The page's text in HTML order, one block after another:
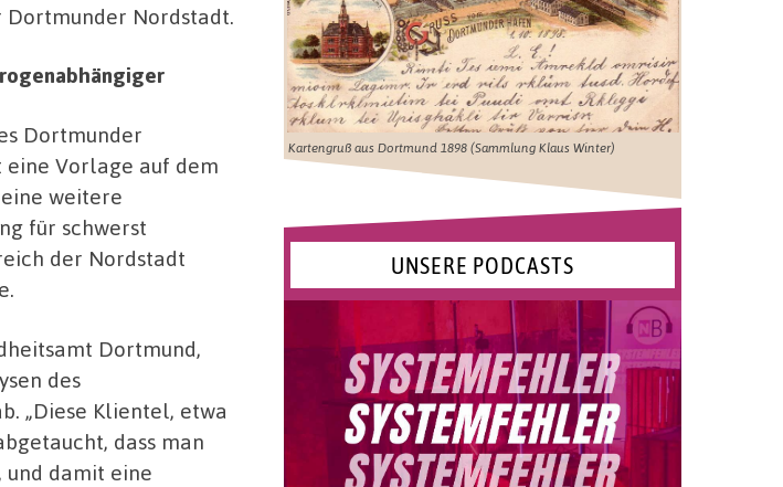
Nordstadt.
Dortmunder
Vorlage auf dem
eine weitere
für schwerst
der Nordstadt
Dortmund,
des
„Diese Klientel, etwa
dass man
und damit eine
Kartengruß aus Dortmund 1898 (Sammlung Klaus Winter)
UNSERE PODCASTS